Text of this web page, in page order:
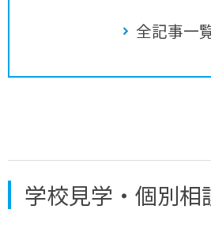
全記事一
学校見学・個別相